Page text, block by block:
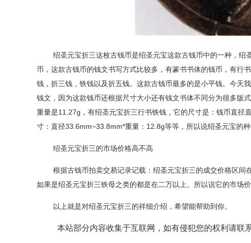
绍圣元宝折三这枚古钱币是绍圣元宝这款古钱币中的一种，
币，这款古钱币的钱文书写方式比较多，有篆书书体的钱币，有行
钱，折三钱，铁钱以及折五钱。这款古钱币最多的是小平钱。今天
钱文，因为这款钱币还根据尺寸大小还有钱文书体不同分为很多版
重量是11.27g ，有绍圣元宝折三行书铁钱，它的尺寸是：钱币直径
寸：直径33.6mm~33.8mm*重量： 12.8g等等，所以说绍圣元宝的种
绍圣元宝折三的市场价格高不高
根据古钱币拍卖交易记录记载：绍圣元宝折三的成交价格区间
如果是绍圣元宝折三铁母之类的都是在二万以上。所以说它的市场价
以上就是对绍圣元宝折三的祥细介绍，希望能帮助到你。
本站部分内容收集于互联网，如有侵犯您的权利请联